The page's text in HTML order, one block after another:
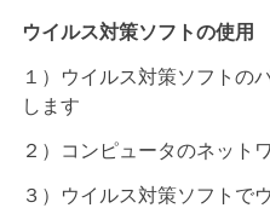
ウイルス対策ソフトの使用
１）ウイルス対策ソフトの
します
２）コンピュータのネット
３）ウイルス対策ソフトで